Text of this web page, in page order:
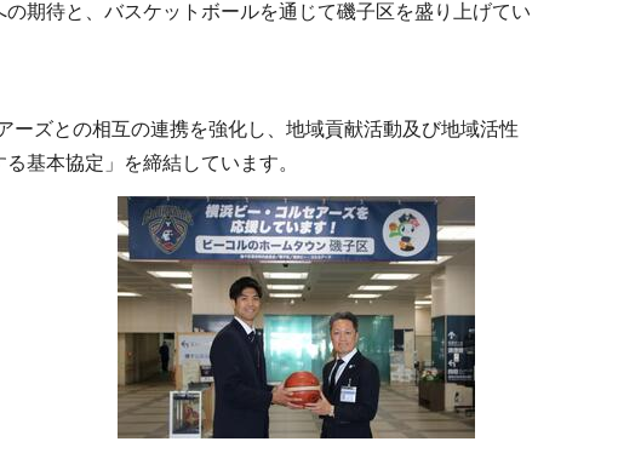
期待と、バスケットボールを通じて磯子区を盛り上げてい
ズとの相互の連携を強化し、地域貢献活動及び地域活性
基本協定」を締結しています。